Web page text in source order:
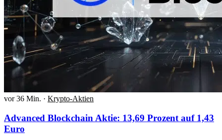
vor 36 Min. · Krypto-Aktien
Advanced Blockchain Aktie: 13,69 Prozent auf 1,43
Euro